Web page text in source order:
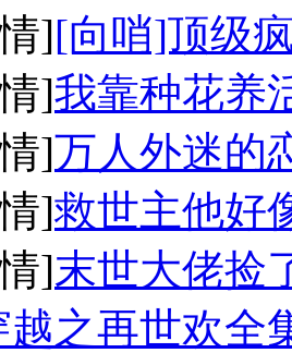
][向哨]顶级
]我靠种花养
]万人外迷的
]救世主他好
]末世大佬捡
越之再世欢全